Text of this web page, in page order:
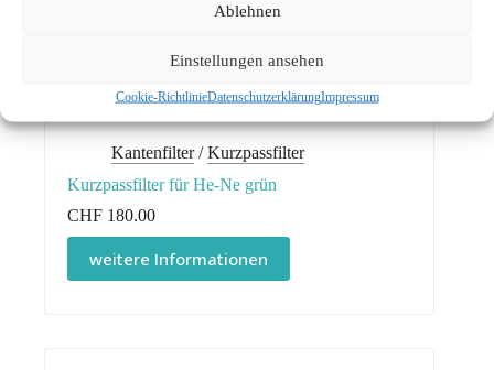
Ablehnen
Einstellungen ansehen
Cookie-RichtlinieDatenschutzerklärungImpressum
Kantenfilter/Kurzpassfilter
Kurzpassfilter für He-Ne grün
CHF 180.00
weitere Informationen